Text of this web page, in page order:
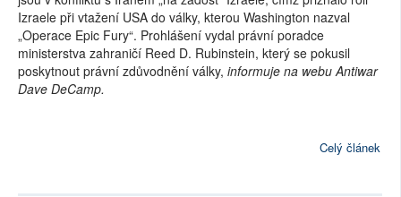
Izraele při vtažení USA do války, kterou Washington nazval
„Operace Epic Fury“. Prohlášení vydal právní poradce
ministerstva zahraničí Reed D. Rubinstein, který se pokusil
poskytnout právní zdůvodnění války, informuje na webu Antiwar
Dave DeCamp.
Celý článek